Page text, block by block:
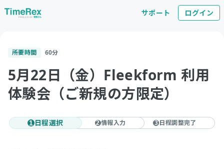
サポート ログイン
所要時間 60分
5月22日（金）Fleekform 利用
体験会（ご新規の方限定）
1 日程選択 2情報入力 3 日程調整完了